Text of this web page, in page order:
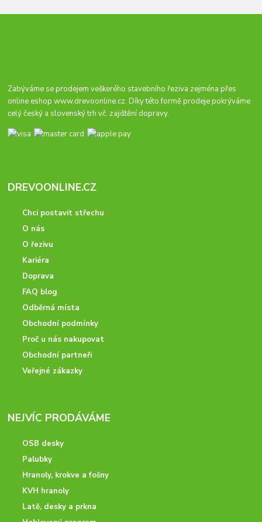
Zabýváme se prodejem veškerého stavebního řeziva zejména přes
online eshopwww.drevoonline.cz. Díky této formě prodeje pokrýváme
celý český a slovenský trh vč. zajištění dopravy.
DREVOONLINE.CZ
Chci postavit střechu
O nás
O řezivu
Kariéra
Doprava
FAQ blog
Odběrná místa
Obchodní podmínky
Proč u nás nakupovat
Obchodní partneři
Veřejné zákazky
NEJVÍC PRODÁVÁME
OSB desky
Palubky
Hranoly, krokve a fošny
KVH hranoly
Latě, desky a prkna